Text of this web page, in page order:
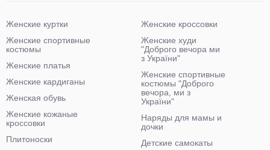
Женские куртки
Женские спортивные
костюмы
Женские платья
Женские кардиганы
Женская обувь
Женские кожаные
кроссовки
Плитоноски
Женские кроссовки
Женские худи
"Доброго вечора ми
з України"
Женские спортивные
костюмы "Доброго
вечора, ми з
України"
Наряды для мамы и
дочки
Детские самокаты